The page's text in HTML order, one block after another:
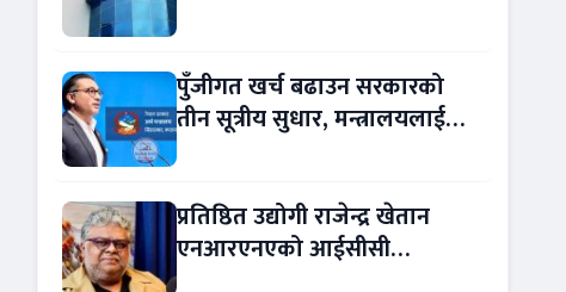
पुँजीगत खर्च बढाउन सरकारको
तीन सूत्रीय सुधार, मन्त्रालयलाई
प्रतिष्ठित उद्योगी राजेन्द्र खेतान
एनआरएनएको आईसीसी